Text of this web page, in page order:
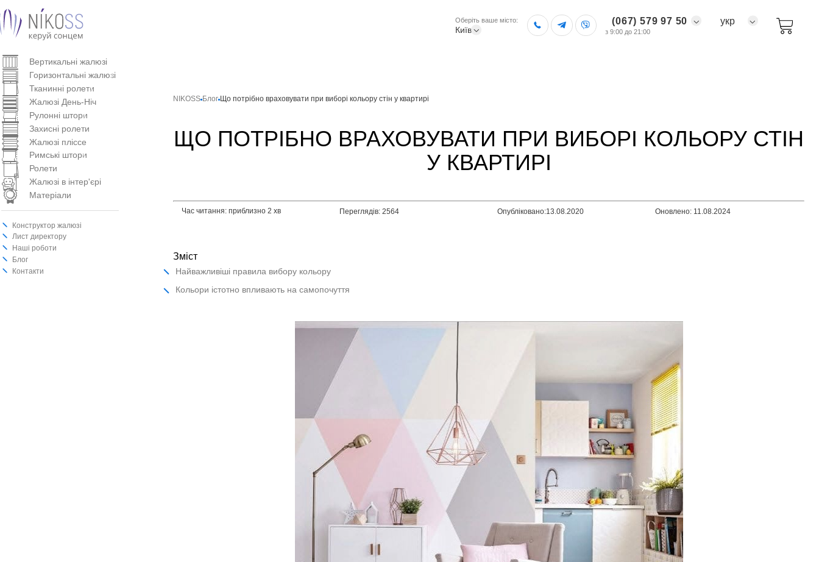
Оберіть ваше місто:
Київ
(067) 579 97 50
з 9:00 до 21:00
укр
Вертикальнi жалюзi
Горизонтальні жалюзі
Тканинні ролети
Жалюзі День-Ніч
Рулонні штори
Захисні ролети
Жалюзі пліссе
Римські штори
Ролети
Жалюзі в інтер'єрі
Матеріали
Конструктор жалюзі
Лист директору
Наші роботи
Блог
Контакти
NIKOSS Блог Що потрібно враховувати при виборі кольору стін у квартирі
ЩО ПОТРІБНО ВРАХОВУВАТИ ПРИ ВИБОРІ КОЛЬОРУ СТІН
У КВАРТИРІ
Час читання: приблизно 2 хв Переглядів: 2564 Опубліковано:13.08.2020 Оновлено: 11.08.2024
Зміст
Найважливіші правила вибору кольору
Кольори істотно впливають на самопочуття